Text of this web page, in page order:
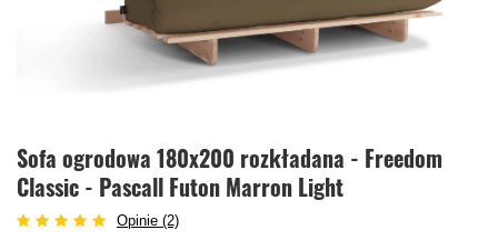
Sofa ogrodowa 180x200 rozkładana - Freedom
Classic - Pascall Futon Marron Light
Opinie (2)